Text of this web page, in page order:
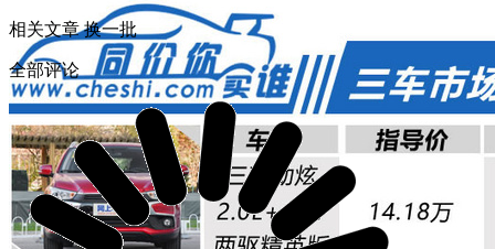
相关文章换一批
全部评论